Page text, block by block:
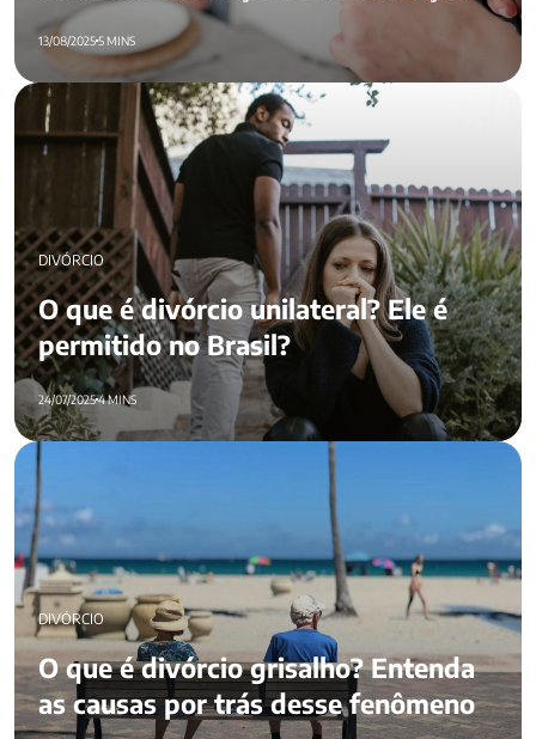
13/08/20255 MINS
O que é divórcio unilateral? Ele é permitido no Brasil?
DIVÓRCIO
O que é divórcio unilateral? Ele é
permitido no Brasil?
24/07/20254 MINS
O que é divórcio grisalho? Entenda as causas por trás desse
DIVÓRCIO
O que é divórcio grisalho? Entenda
as causas por trás desse fenômeno